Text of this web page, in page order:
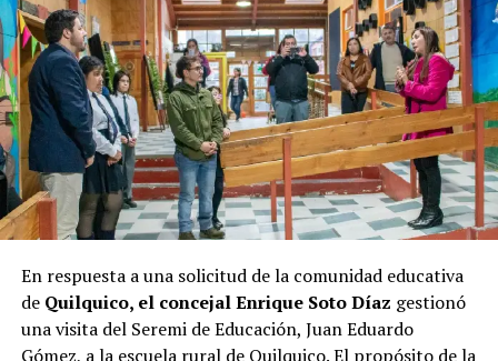
Las elecciones de octubre serán decisivas para Castro, y
los próximos días serán cruciales para todos los
candidatos en la recta final hacia las urnas.
En respuesta a una solicitud de la comunidad educativa
de Quilquico, el concejal Enrique Soto Díaz gestionó
una visita del Seremi de Educación, Juan Eduardo
Gómez, a la escuela rural de Quilquico. El propósito de la